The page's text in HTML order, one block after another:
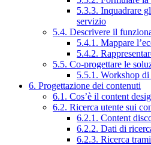
5.3.3. Inquadrare
servizio
5.4. Descrivere il
5.4.1. Mappare
5.4.2.
5.5. Co-progettare le
5.5.1. Workshop
6. Progettazione dei contenuti
6.1. Cos’è il content
6.2. Ricerca utente sui
6.2.1. Content
6.2.2. Dati di
6.2.3. Ricerca